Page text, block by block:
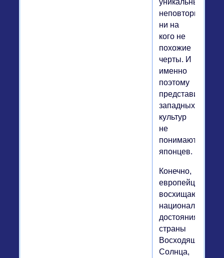
уникальные,
неповторимые,
ни на
кого не
похожие
черты. И
именно
поэтому
представители
западных
культур
не
понимают
японцев.
Конечно,
европейцы
восхищаются
национальными
достояниями
страны
Восходящего
Солнца,